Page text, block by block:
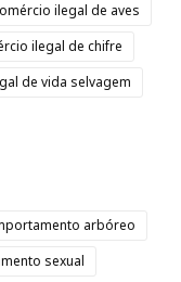
ilegal de aves
ilegal de chifre
de vida selvagem
arbóreo
sexual